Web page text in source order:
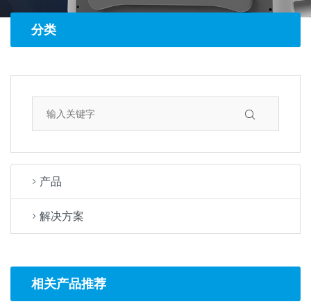
分类
产品
解决方案
相关产品推荐